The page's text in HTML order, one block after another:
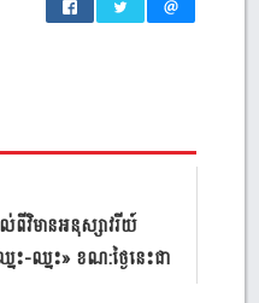
វិមានអនុស្សាវរីយ៍
-ឈ្នះ» ខណ:ថ្ងៃនេះជា